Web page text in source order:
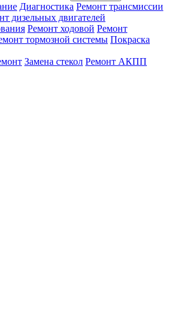
Диагностика Ремонт трансмиссии
дизельных двигателей
Ремонт ходовой Ремонт
тормозной системы Покраска
Замена стекол Ремонт АКПП